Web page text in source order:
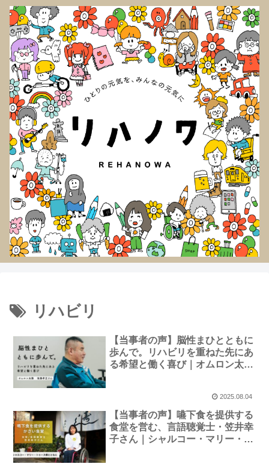
リハビリ
【当事者の声】脳性まひとともに
歩んで。リハビリを重ねた先にあ
る希望と働く喜び｜オムロン太
2025.08.04
【当事者の声】嚥下食を提供する
食堂を営む、言語聴覚士・笠井幸
子さん｜シャルコー・マリー・ト